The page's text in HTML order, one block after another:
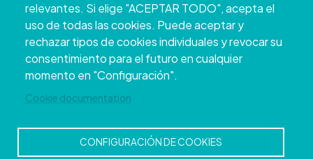
relevantes. Si elige "ACEPTAR TODO", acepta el
uso de todas las cookies. Puede aceptar y
rechazar tipos de cookies individuales y revocar su
consentimiento para el futuro en cualquier
momento en "Configuración".
Cookie documentation
CONFIGURACIÓN DE COOKIES
Copyright © 2026. Deputación Provincial de
Pontevedra. Todos os dereitos reservados
Aviso
Accessibility Protección de